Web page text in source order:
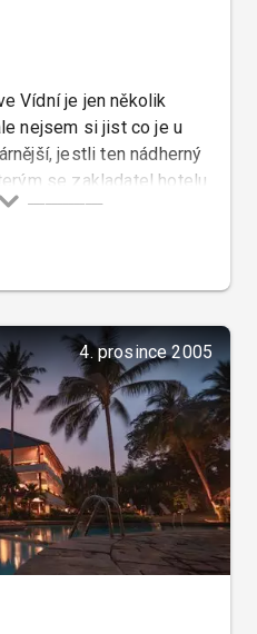
Vídní je jen několik
nejsem si jist co je u
jestli ten nádherný
se zakladatel hotelu
4. prosince 2005